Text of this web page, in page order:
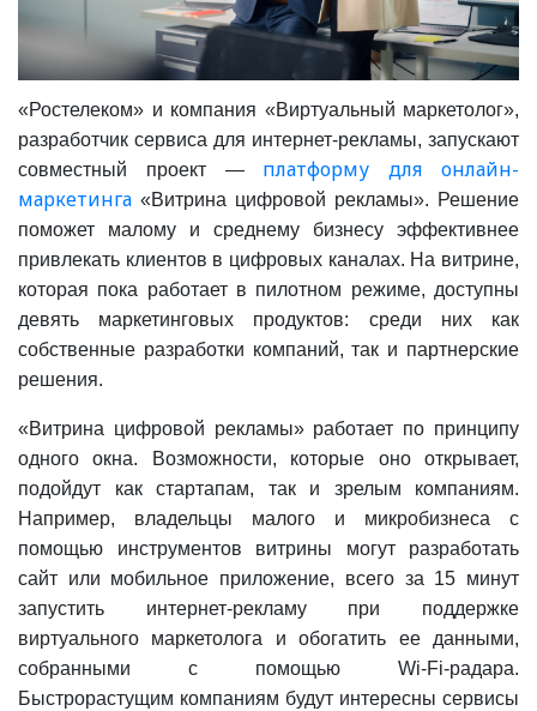
«Ростелеком» и компания «Виртуальный маркетолог»,
разработчик сервиса для интернет-рекламы, запускают
совместный проект — платформу для онлайн-
маркетинга «Витрина цифровой рекламы». Решение
поможет малому и среднему бизнесу эффективнее
привлекать клиентов в цифровых каналах. На витрине,
которая пока работает в пилотном режиме, доступны
девять маркетинговых продуктов: среди них как
собственные разработки компаний, так и партнерские
решения.
«Витрина цифровой рекламы» работает по принципу
одного окна. Возможности, которые оно открывает,
подойдут как стартапам, так и зрелым компаниям.
Например, владельцы малого и микробизнеса с
помощью инструментов витрины могут разработать
сайт или мобильное приложение, всего за 15 минут
запустить интернет-рекламу при поддержке
виртуального маркетолога и обогатить ее данными,
собранными с помощью Wi-Fi-радара.
Быстрорастущим компаниям будут интересны сервисы